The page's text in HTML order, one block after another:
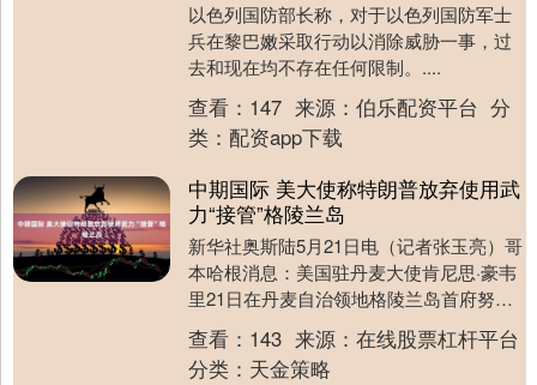
以色列国防部长称，对于以色列国防军士
兵在黎巴嫩采取行动以消除威胁一事，过
去和现在均不存在任何限制。....
查看： 147 来源： 伯乐配资平台 分
类： 配资app下载
中期国际 美大使称特朗普放弃使用武
力“接管”格陵兰岛
新华社奥斯陆5月21日电（记者张玉亮）哥
本哈根消息：美国驻丹麦大使肯尼思·豪韦
里21日在丹麦自治领地格陵兰岛首府努克
出席美领事馆新址启用仪式时称，美总统
特朗普已....
查看： 143 来源： 在线股票杠杆平台
分类： 天金策略